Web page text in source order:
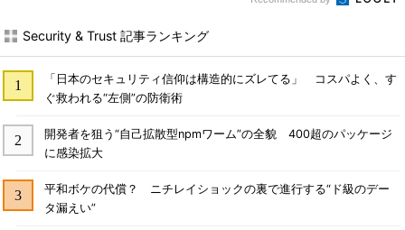
Security & Trust 記事ランキング
「日本のセキュリティ信仰は構造的にズレてる」 コスパよく、す
ぐ救われる“左側”の防衛術
開発者を狙う“自己拡散型npmワーム”の全貌 400超のパッケージ
に感染拡大
平和ボケの代償？ ニチレイショックの裏で進行する“ド級のデー
タ漏えい”